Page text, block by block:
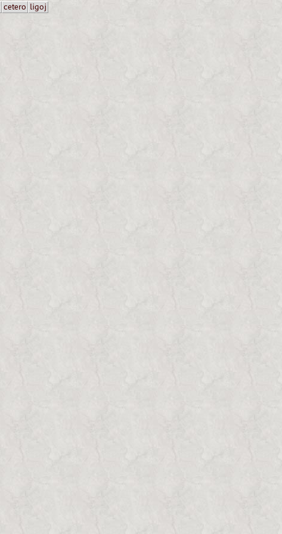
cetero ligoj